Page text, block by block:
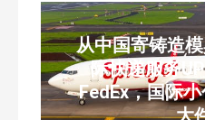
从中国寄铸造
际快递服务
FedEx，国际
大